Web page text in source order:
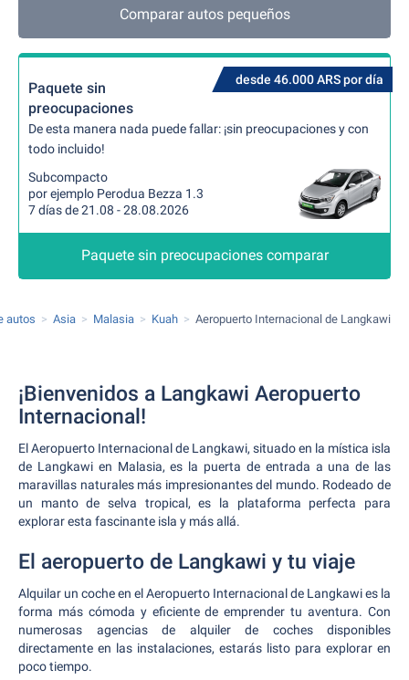
Comparar autos pequeños
desde 46.000 ARS por día
Paquete sin
preocupaciones
De esta manera nada puede fallar: ¡sin preocupaciones y con
todo incluido!
Subcompacto
por ejemplo Perodua Bezza 1.3
7 días de 21.08 - 28.08.2026
Paquete sin preocupaciones comparar
autos Asia Malasia Kuah Aeropuerto Internacional de Langkawi
¡Bienvenidos a Langkawi Aeropuerto
Internacional!
El Aeropuerto Internacional de Langkawi, situado en la mística isla
de Langkawi en Malasia, es la puerta de entrada a una de las
maravillas naturales más impresionantes del mundo. Rodeado de
un manto de selva tropical, es la plataforma perfecta para
explorar esta fascinante isla y más allá.
El aeropuerto de Langkawi y tu viaje
Alquilar un coche en el Aeropuerto Internacional de Langkawi es la
forma más cómoda y eficiente de emprender tu aventura. Con
numerosas agencias de alquiler de coches disponibles
directamente en las instalaciones, estarás listo para explorar en
poco tiempo.